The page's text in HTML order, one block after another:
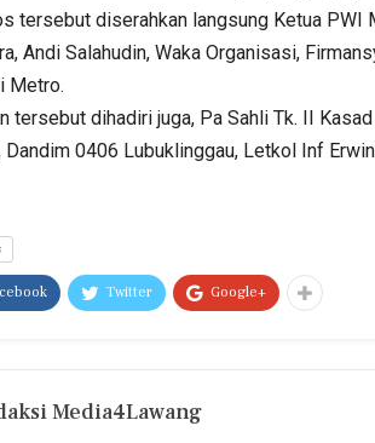
tersebut diserahkan langsung Ketua PWI
Andi Salahudin, Waka Organisasi,
Metro.
tersebut dihadiri juga, Pa Sahli Tk. II
0406 Lubuklinggau, Letkol Inf
Twitter Google+
Media4Lawang